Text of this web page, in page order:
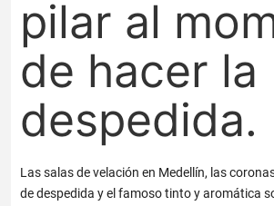
pilar al
de hacer la
despedida.
Las salas de velación en Medellín, las
de despedida y el famoso tinto y aromática